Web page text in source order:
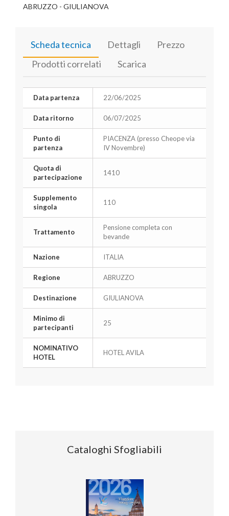
ABRUZZO - GIULIANOVA
Scheda tecnica Dettagli
Prezzo
Prodotti correlati
Scarica
Data partenza 22/06/2025
Data ritorno 06/07/2025
Punto di
partenza
PIACENZA (presso Cheope via
IV Novembre)
Quota di
partecipazione
1410
Supplemento
singola
110
Trattamento
Pensione completa con
bevande
Nazione ITALIA
Regione ABRUZZO
Destinazione GIULIANOVA
Minimo di
partecipanti
25
NOMINATIVO
HOTEL
HOTEL AVILA
Cataloghi Sfogliabili